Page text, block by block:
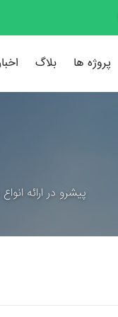
پروژه ها بلاگ
پیشرو در ارائه